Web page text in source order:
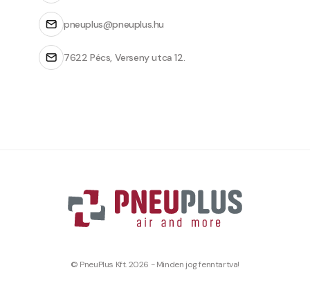
pneuplus@pneuplus.hu
7622 Pécs, Verseny utca 12.
© PneuPlus Kft. 2026 - Minden jog fenntartva!